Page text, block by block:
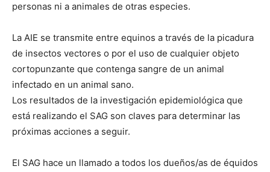
personas ni a animales de otras especies.
La AIE se transmite entre equinos a través de la picadura
de insectos vectores o por el uso de cualquier objeto
cortopunzante que contenga sangre de un animal
infectado en un animal sano.
Los resultados de la investigación epidemiológica que
está realizando el SAG son claves para determinar las
próximas acciones a seguir.
El SAG hace un llamado a todos los dueños/as de équidos